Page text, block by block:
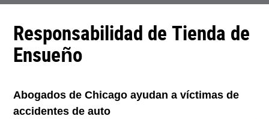
Responsabilidad de Tienda de
Ensueño
Abogados de Chicago ayudan a víctimas de
accidentes de auto